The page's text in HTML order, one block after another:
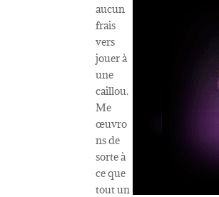
aucun
frais
vers
jouer à
une
caillou.
Me
œuvro
ns de
sorte à
ce que
tout un